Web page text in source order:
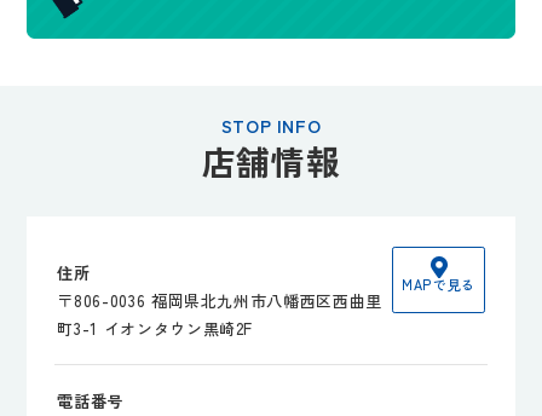
STOP INFO
店舗情報
住所
〒806-0036 福岡県北九州市八幡西区西曲里
町3-1 イオンタウン黒崎2F
MAPで見る
電話番号